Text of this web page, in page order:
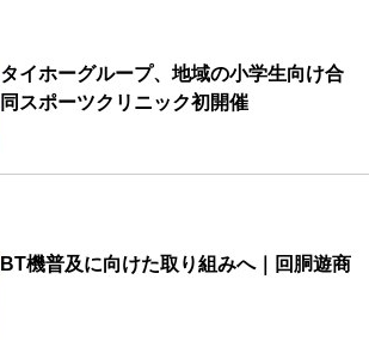
タイホーグループ、地域の小学生向け合
同スポーツクリニック初開催
BT機普及に向けた取り組みへ｜回胴遊商